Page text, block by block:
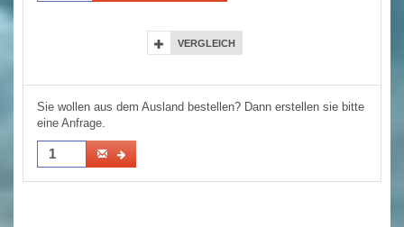
VERGLEICH
Sie wollen aus dem Ausland bestellen? Dann erstellen sie bitte
eine Anfrage.